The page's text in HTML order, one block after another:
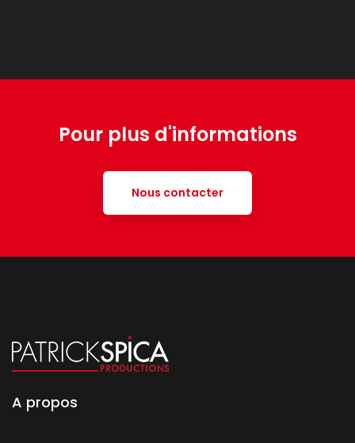
Pour plus d'informations
Nous contacter
A propos